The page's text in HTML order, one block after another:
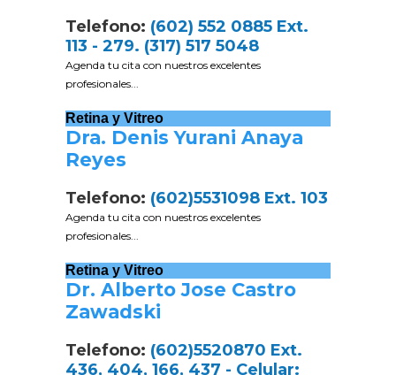
Telefono: (602) 552 0885 Ext.
113 - 279. (317) 517 5048
Agenda tu cita con nuestros excelentes
profesionales...
Retina y Vitreo
Dra. Denis Yurani Anaya
Reyes
Telefono: (602)5531098 Ext. 103
Agenda tu cita con nuestros excelentes
profesionales...
Retina y Vitreo
Dr. Alberto Jose Castro
Zawadski
Telefono: (602)5520870 Ext.
436, 404, 166, 437 - Celular: